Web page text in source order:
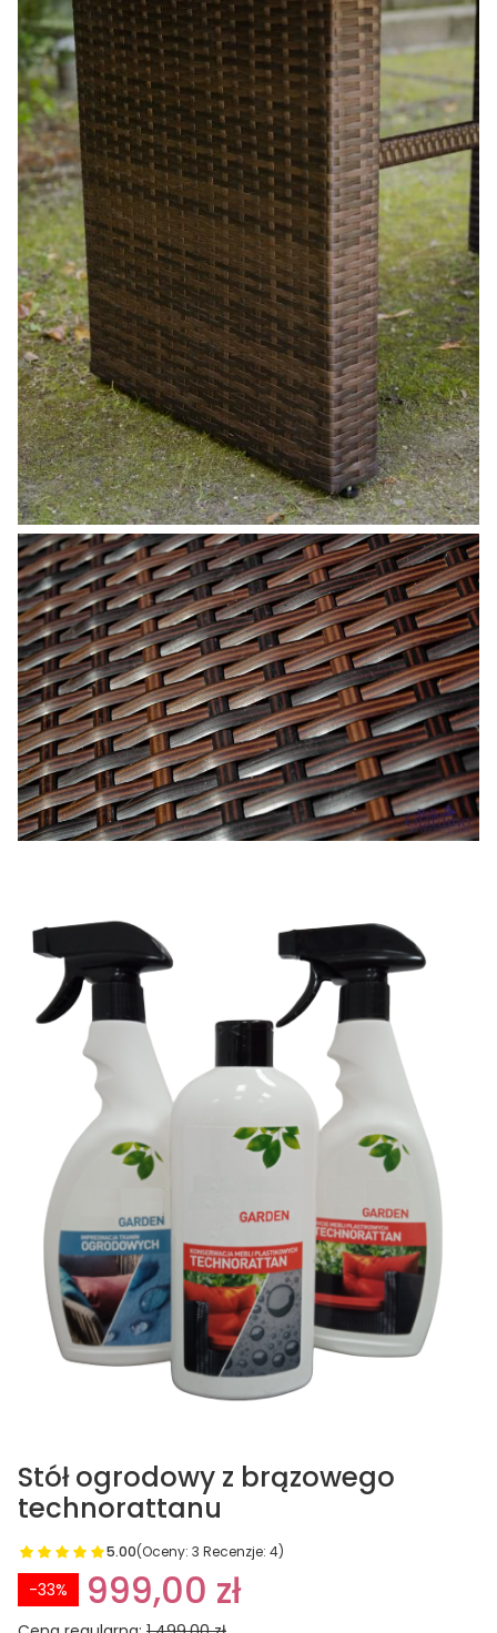
Stół ogrodowy z brązowego
technorattanu
5.00(Oceny: 3 Recenzje: 4)
999,00 zł
-33%